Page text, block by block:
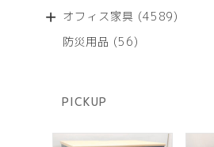
商
の
オフィス家具 45894589
防災用品 5656
PICKUP